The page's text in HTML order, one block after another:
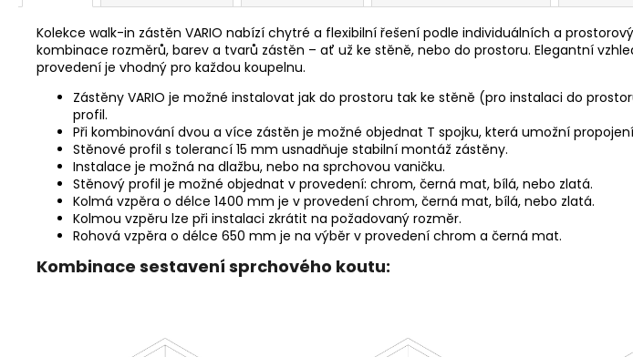
Kolekce walk-in zástěn VARIO nabízí chytré a flexibilní řešení podle individuálních a
kombinace rozměrů, barev a tvarů zástěn – ať už ke stěně, nebo do prostoru. Elegantní
provedení je vhodný pro každou koupelnu.
Zástěny VARIO je možné instalovat jak do prostoru tak ke stěně (pro instalaci do
profil.
Při kombinování dvou a více zástěn je možné objednat T spojku, která umožní
Stěnové profil s tolerancí 15 mm usnadňuje stabilní montáž zástěny.
Instalace je možná na dlažbu, nebo na sprchovou vaničku.
Stěnový profil je možné objednat v provedení: chrom, černá mat, bílá, nebo zlatá.
Kolmá vzpěra o délce 1400 mm je v provedení chrom, černá mat, bílá, nebo zlatá.
Kolmou vzpěru lze při instalaci zkrátit na požadovaný rozměr.
Rohová vzpěra o délce 650 mm je na výběr v provedení chrom a černá mat.
Kombinace sestavení sprchového koutu: